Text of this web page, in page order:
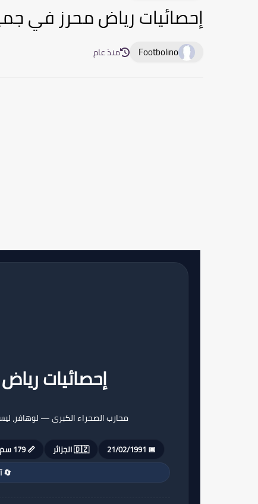
إحصائيات رياض محرز في
Footbolino منذ عام
إحصائيات
محارب الصحراء الكبرى — لوهافر،
📅 21/02/1991 🇩🇿 الجزائر 📏 179 سم
🔄